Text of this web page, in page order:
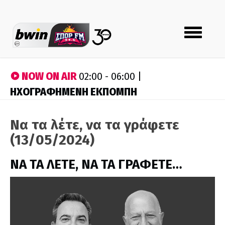
Toggle
navigation
NOW ON AIR02:00 - 06:00 |
ΗΧΟΓΡΑΦΗΜΕΝΗ ΕΚΠΟΜΠΗ
Να τα λέτε, να τα γράφετε
(13/05/2024)
ΝΑ ΤΑ ΛΕΤΕ, ΝΑ ΤΑ ΓΡΑΦΕΤΕ…